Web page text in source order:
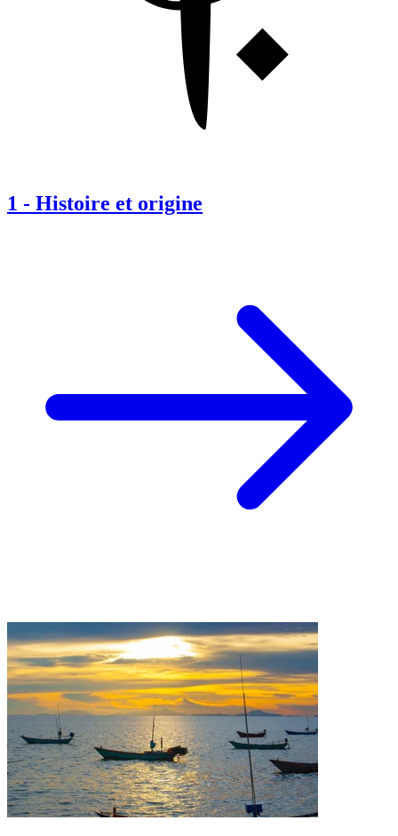
1 - Histoire et origine